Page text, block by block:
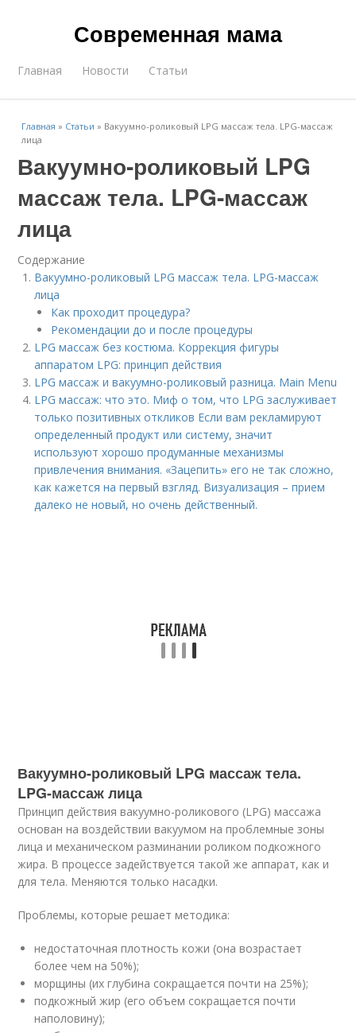
Современная мама
Главная Новости Статьи
Главная » Статьи » Вакуумно-роликовый LPG массаж тела. LPG-массаж
лица
Вакуумно-роликовый LPG
массаж тела. LPG-массаж
лица
Содержание
Вакуумно-роликовый LPG массаж тела. LPG-массаж
лица
Как проходит процедура?
Рекомендации до и после процедуры
LPG массаж без костюма. Коррекция фигуры
аппаратом LPG: принцип действия
LPG массаж и вакуумно-роликовый разница. Main Menu
LPG массаж: что это. Миф о том, что LPG заслуживает
только позитивных откликов Если вам рекламируют
определенный продукт или систему, значит
используют хорошо продуманные механизмы
привлечения внимания. «Зацепить» его не так сложно,
как кажется на первый взгляд. Визуализация – прием
далеко не новый, но очень действенный.
Вакуумно-роликовый LPG массаж тела.
LPG-массаж лица
Принцип действия вакуумно-роликового (LPG) массажа
основан на воздействии вакуумом на проблемные зоны
лица и механическом разминании роликом подкожного
жира. В процессе задействуется такой же аппарат, как и
для тела. Меняются только насадки.
Проблемы, которые решает методика:
недостаточная плотность кожи (она возрастает
более чем на 50%);
морщины (их глубина сокращается почти на 25%);
подкожный жир (его объем сокращается почти
наполовину);